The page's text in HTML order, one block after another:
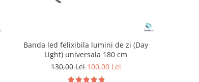
Banda led felixibila lumini de zi (Day
Light) universala 180 cm
130,00 Lei100,00 Lei